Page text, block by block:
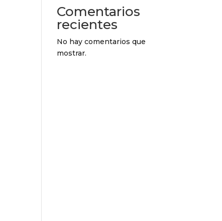
Comentarios
recientes
No hay comentarios que
mostrar.